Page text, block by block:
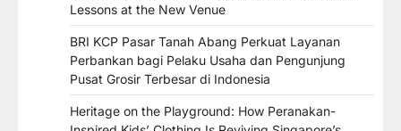
Lessons at the New Venue
BRI KCP Pasar Tanah Abang Perkuat Layanan
Perbankan bagi Pelaku Usaha dan Pengunjung
Pusat Grosir Terbesar di Indonesia
Heritage on the Playground: How Peranakan-